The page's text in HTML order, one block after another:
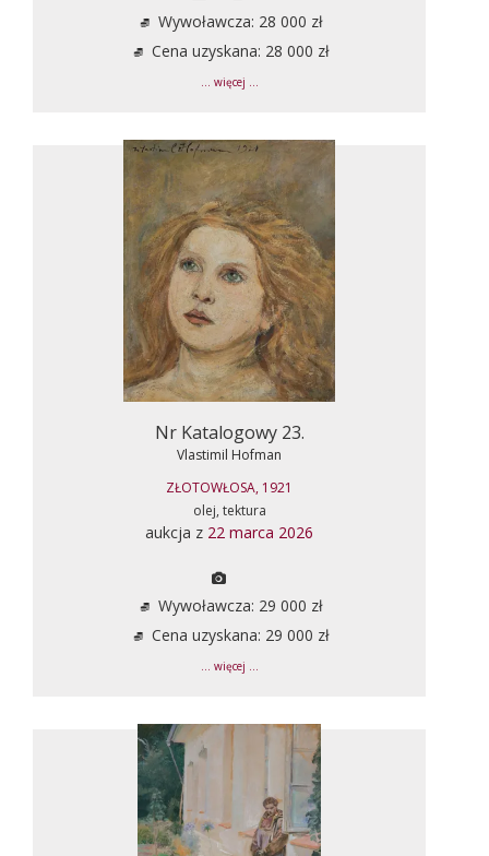
Wywoławcza: 28 000 zł
Cena uzyskana: 28 000 zł
... więcej ...
Nr Katalogowy 23.
Vlastimil Hofman
ZŁOTOWŁOSA, 1921
olej, tektura
aukcja z 22 marca 2026
Wywoławcza: 29 000 zł
Cena uzyskana: 29 000 zł
... więcej ...